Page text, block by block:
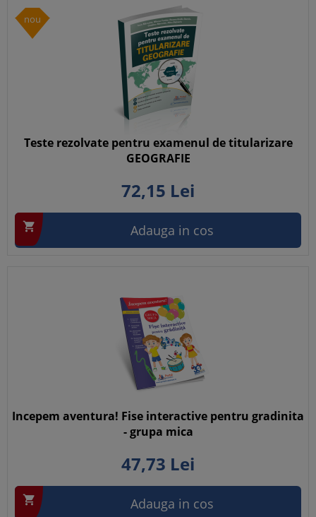
nou
Teste rezolvate pentru examenul de titularizare
GEOGRAFIE
72,15 Lei
 Adauga in cos
Incepem aventura! Fise interactive pentru gradinita
- grupa mica
47,73 Lei
 Adauga in cos